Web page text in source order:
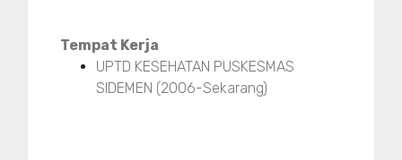
Tempat Kerja
UPTD KESEHATAN PUSKESMAS
SIDEMEN (2006-Sekarang)